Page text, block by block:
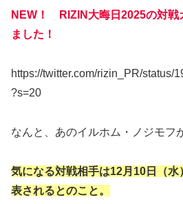
NEW！ RIZIN大晦日2025の対戦
ました！
https://twitter.com/rizin_PR/status/
?s=20
なんと、あのイルホム・ノジモフ
気になる対戦相手は12月10日（
表されるとのこと。